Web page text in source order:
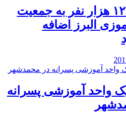
️سالانه ۱۲ هزار نفر به جمعیت
البرز اضافه
یک واحد آموزشی پسرانه